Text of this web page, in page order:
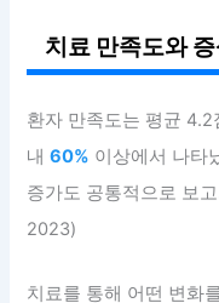
치료 만족도와
환자 만족도는 평균
내60% 이상에서 나타
증가도 공통적으로 보
2023)
치료를 통해 어떤 변화